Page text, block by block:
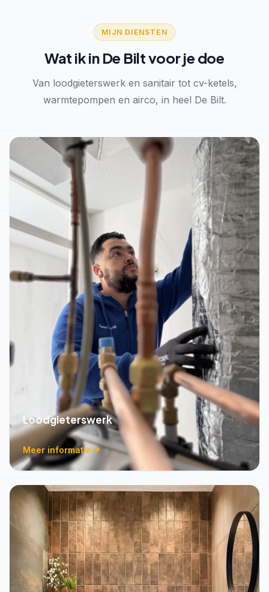
MIJN DIENSTEN
Wat ik in De Bilt voor je doe
Van loodgieterswerk en sanitair tot cv-ketels,
warmtepompen en airco, in heel De Bilt.
Loodgieterswerk
Meer informatie